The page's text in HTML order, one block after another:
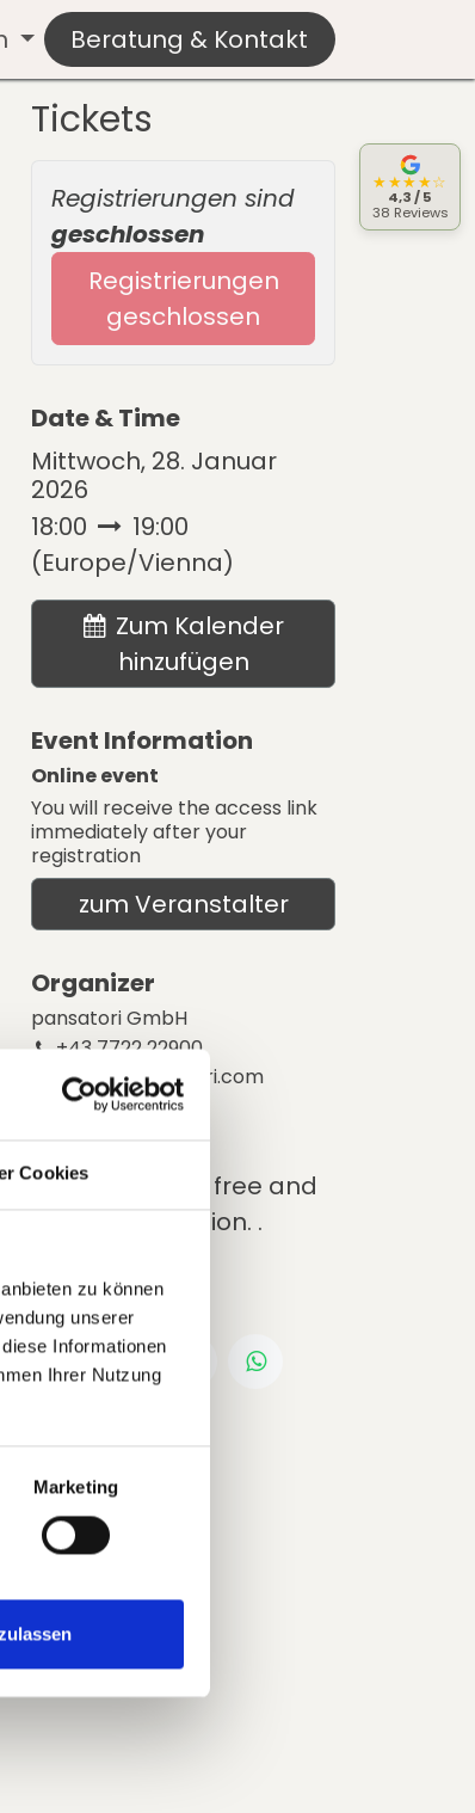
Cookies
zu können
unserer
Informationen
Ihrer Nutzung
Marketing
Beratung & Kontakt
Tickets
Registrierungen sind
geschlossen
Registrierungen
geschlossen
Date & Time
Mittwoch, 28. Januar
2026
18:00
19:00
(Europe/Vienna)
Zum Kalender
hinzufügen
Event Information
Online event
You will receive the access link
immediately after your
registration
zum Veranstalter
Organizer
pansatori GmbH
+43 7722 22900
office@pansatori.com
Course Details
Participation is free and
without obligation. .
★★★★☆
4,3 / 5
38 Reviews